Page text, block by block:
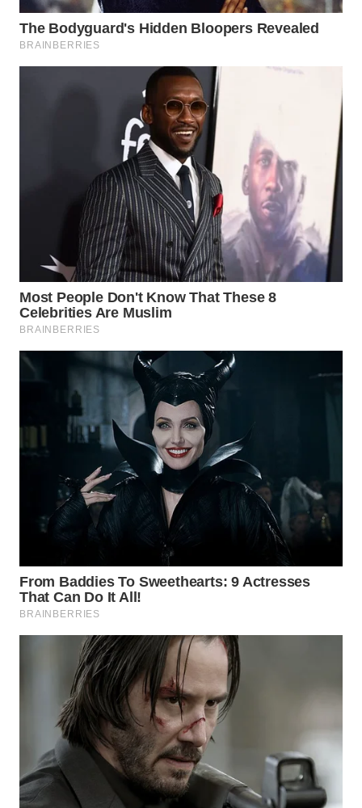
WN
PRIANGAN
BOROBUDUR
WN
MADURA
SURABAYA
NATUNA
BINTAN
WN
MANDALIKA
WN
LIKUPANG
WN
LABUANBAJO
BORNEO
Wahana
Media
Group